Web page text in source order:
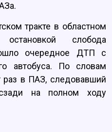
тракте в областном
слобода
очередное ДТП с
автобуса. По словам
раз в ПАЗ, следовавший
на полном ходу